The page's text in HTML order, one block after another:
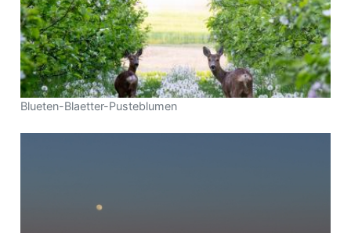
Blueten-Blaetter-Pusteblumen